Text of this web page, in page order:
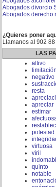
Abogados divorcio
Abogados derecho
¿Quieres poner
Llamanos al 902
LAS
altivo
limitación
negativo
resta
apreciar
estimar
potestad
virtuosa
viril
quinto
notable